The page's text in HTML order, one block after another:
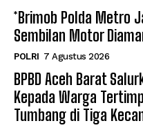
*Brimob Polda Metro
Sembilan Motor
POLRI 7 Agustus 2026
BPBD Aceh Barat
Kepada Warga
Tumbang di Tiga